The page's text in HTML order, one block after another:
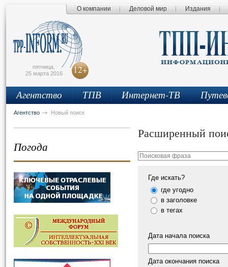
О компании Деловой мир Издания
пятница,
25 марта 2016
12+
Агентство ТПВ Интернет-ТВ
Агентство Новый поиск
Погода
Расширенный
Где искать?
где угодно
в заголовке
в тегах
Дата начала поиска
Дата окончания поиска